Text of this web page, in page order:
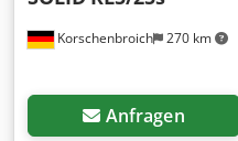
Korschenbroich 270 km
Anfragen